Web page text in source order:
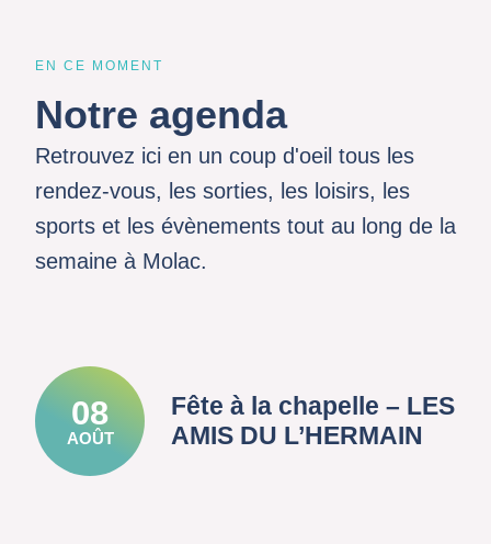
EN CE MOMENT
Notre agenda
Retrouvez ici en un coup d'oeil tous les
rendez-vous, les sorties, les loisirs, les
sports et les évènements tout au long de la
semaine à Molac.
08
AOÛT
Fête à la chapelle – LES
AMIS DU L’HERMAIN